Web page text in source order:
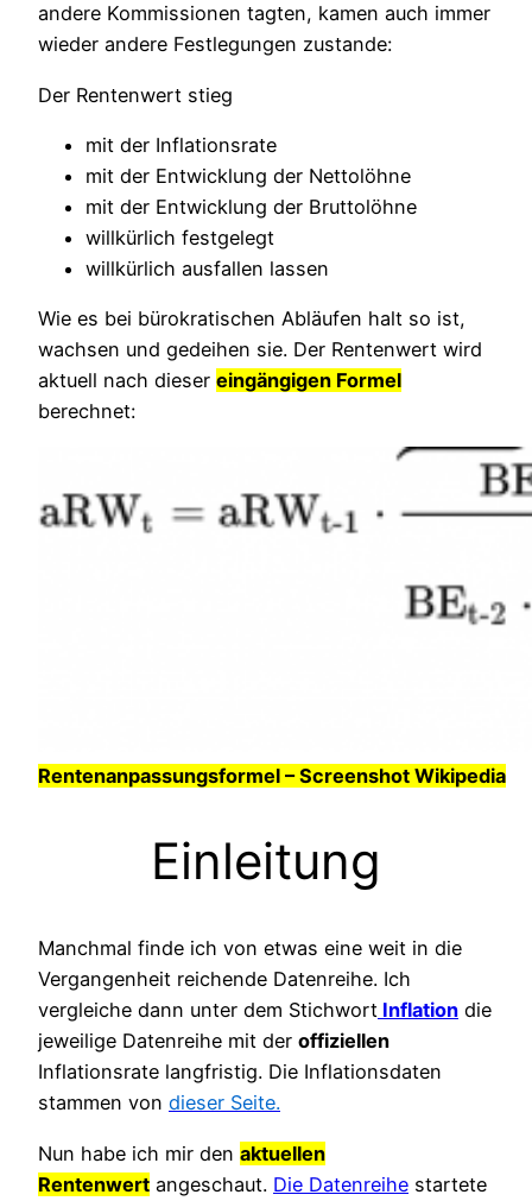
andere Kommissionen tagten, kamen auch immer
wieder andere Festlegungen zustande:
Der Rentenwert stieg
mit der Inflationsrate
mit der Entwicklung der Nettolöhne
mit der Entwicklung der Bruttolöhne
willkürlich festgelegt
willkürlich ausfallen lassen
Wie es bei bürokratischen Abläufen halt so ist,
wachsen und gedeihen sie. Der Rentenwert wird
aktuell nach dieser eingängigen Formel
berechnet:
Rentenanpassungsformel – Screenshot Wikipedia
Einleitung
Manchmal finde ich von etwas eine weit in die
Vergangenheit reichende Datenreihe. Ich
vergleiche dann unter dem Stichwort Inflation die
jeweilige Datenreihe mit der offiziellen
Inflationsrate langfristig. Die Inflationsdaten
stammen von dieser Seite.
Nun habe ich mir den aktuellen
Rentenwert angeschaut. Die Datenreihe startete